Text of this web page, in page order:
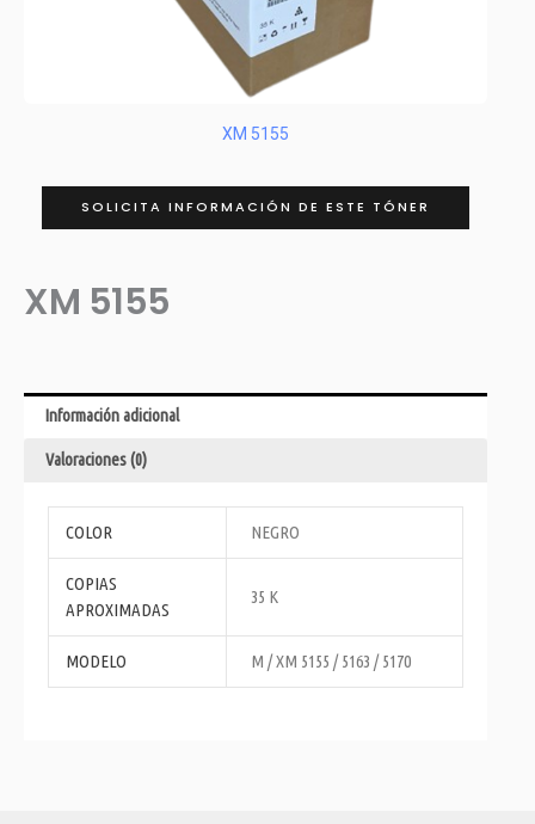
XM 5155
SOLICITA INFORMACIÓN DE ESTE TÓNER
XM 5155
Información adicional
Valoraciones (0)
COLOR NEGRO
COPIAS
APROXIMADAS
35 K
MODELO M / XM 5155 / 5163 / 5170